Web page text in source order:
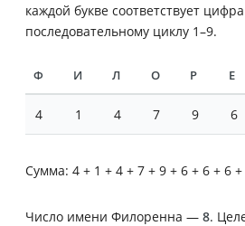
каждой букве соответствует
последовательному циклу 1–9.
Ф И Л О Р Е
4 1 4 7 9 6
Сумма: 4 + 1 + 4 + 7 + 9 + 6 + 6 + 6 +
Число имени Филоренна — 8.